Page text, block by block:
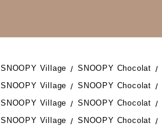
SNOOPY Village SNOOPY Chocolat
SNOOPY Village SNOOPY Chocolat
SNOOPY Village SNOOPY Chocolat
SNOOPY Village SNOOPY Chocolat